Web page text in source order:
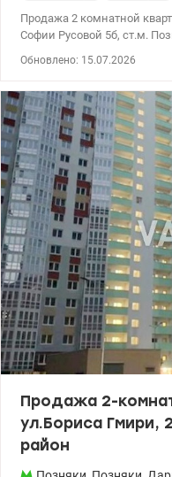
Продажа 2 комнатной
Софии Русовой 5б, ст.м.
кафе, рестораны, бары,
отделения, школы,
отдыха. До станции метро
пешком. Цена 100000у.е.,
Обновлено: 15.07.2026
Продажа 2-
ул.Бориса Гмири,
район